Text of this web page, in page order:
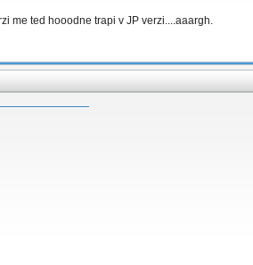
me ted hooodne trapi v JP verzi....aaargh.